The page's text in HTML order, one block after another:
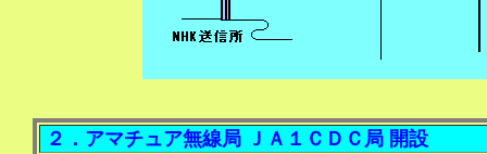
２．アマチュア無線局 ＪＡ１ＣＤＣ局 開設